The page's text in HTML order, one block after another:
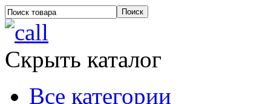
Скрыть каталог
Все категории